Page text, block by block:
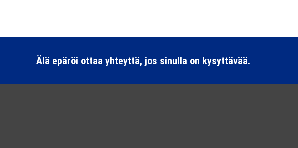
Älä epäröi ottaa yhteyttä, jos sinulla on kysyttävää.